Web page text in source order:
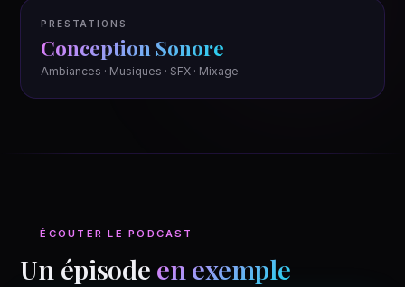
PRESTATIONS
Conception Sonore
Ambiances · Musiques · SFX · Mixage
ÉCOUTER LE PODCAST
Un épisode en exemple